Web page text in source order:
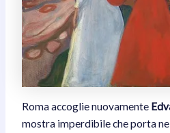
Roma accoglie nuovamente
mostra imperdibile che porta